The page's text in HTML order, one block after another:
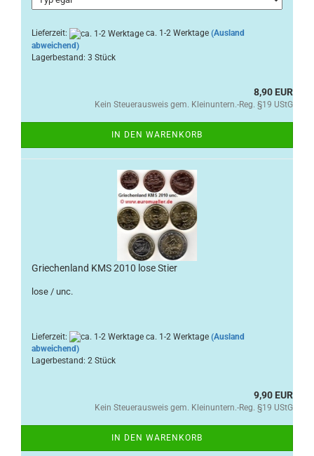
Lieferzeit: ca. 1-2 Werktage (Ausland
abweichend)
Lagerbestand: 3 Stück
8,90 EUR
Kein Steuerausweis gem. Kleinuntern.-Reg. §19 UStG
IN DEN WARENKORB
Griechenland KMS 2010 lose Stier
lose / unc.
Lieferzeit: ca. 1-2 Werktage (Ausland
abweichend)
Lagerbestand: 2 Stück
9,90 EUR
Kein Steuerausweis gem. Kleinuntern.-Reg. §19 UStG
IN DEN WARENKORB